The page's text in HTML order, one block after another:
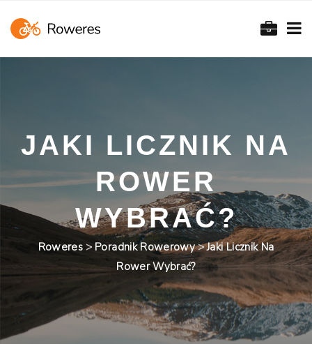
JAKI LICZNIK NA
ROWER
WYBRAĆ?
Roweres > Poradnik Rowerowy>Jaki Licznik Na
Rower Wybrać?